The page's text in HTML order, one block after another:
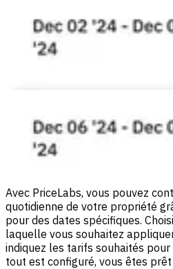
Avec PriceLabs, vous pouvez
quotidienne de votre propriété
pour des dates spécifiques.
laquelle vous souhaitez
indiquez les tarifs souhaités
tout est configuré, vous êtes